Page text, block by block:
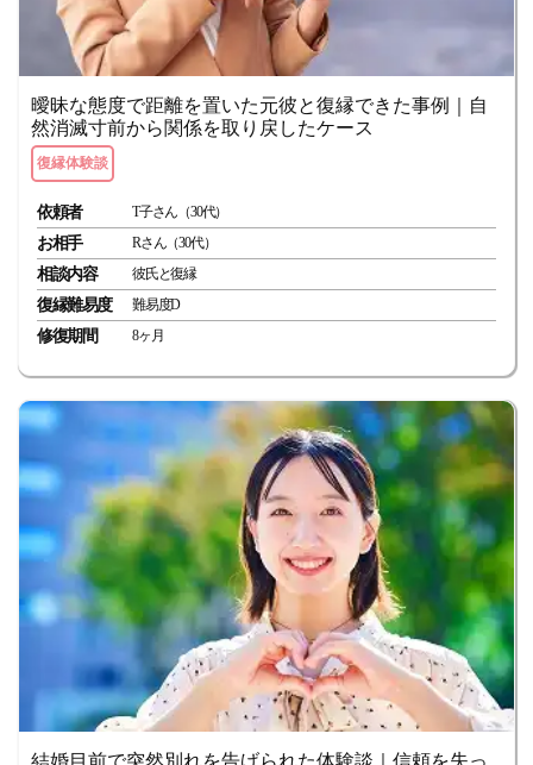
曖昧な態度で距離を置いた元彼と復縁できた事例｜自
然消滅寸前から関係を取り戻したケース
復縁体験談
依頼者 T子さん（30代）
お相手 Rさん（30代）
相談内容 彼氏と復縁
復縁難易度 難易度D
修復期間 8ヶ月